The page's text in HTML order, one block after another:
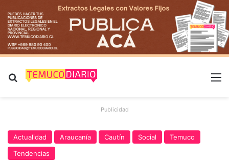
Buscar por
Publicidad
Actualidad Araucanía Cautín Social
Temuco
Tendencias